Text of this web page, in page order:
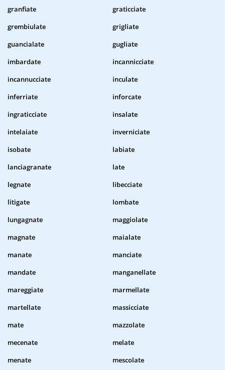
granfiate
graticciate
grembiulate
grigliate
guancialate
gugliate
imbardate
incannicciate
incannucciate
inculate
inferriate
inforcate
ingraticciate
insalate
intelaiate
inverniciate
isobate
labiate
lanciagranate
late
legnate
libecciate
litigate
lombate
lungagnate
maggiolate
magnate
maialate
manate
manciate
mandate
manganellate
mareggiate
marmellate
martellate
massicciate
mate
mazzolate
mecenate
melate
menate
mescolate